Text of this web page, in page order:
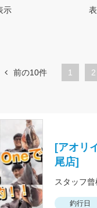
示
前の10件 1
ペ
2
[アオリ
尾店]
釣行日